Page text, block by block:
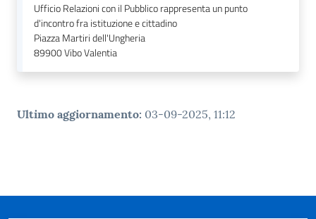
Ufficio Relazioni con il Pubblico rappresenta un punto
d'incontro fra istituzione e cittadino
Piazza Martiri dell'Ungheria
89900Vibo Valentia
Ultimo aggiornamento: 03-09-2025, 11:12